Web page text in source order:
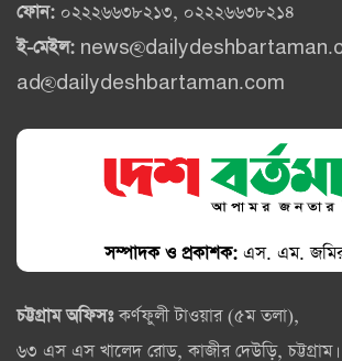
ফোন: ০২২২৬৬৩৮২১৩, ০২২২৬৬৩৮২১৪
ই-মেইল:
ad@dailydeshbartaman.com
সম্পাদক ও প্রকাশক: এস. এম. জমির
চট্টগ্রাম অফিসঃকর্ণফুলী টাওয়ার (৫ম তলা),
৬৩ এস এস খালেদ রোড, কাজীর দেউড়ি, চট্টগ্রাম।